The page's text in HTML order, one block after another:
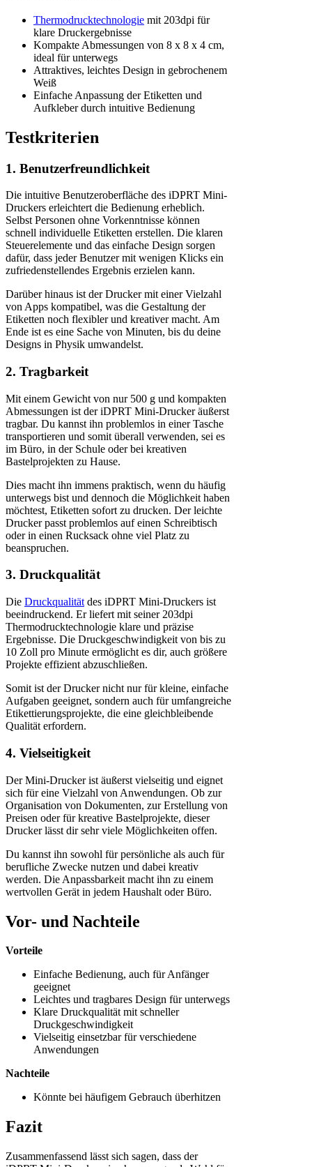
Thermodrucktechnologie mit 203dpi für
klare Druckergebnisse
Kompakte Abmessungen von 8 x 8 x 4 cm,
ideal für unterwegs
Attraktives, leichtes Design in gebrochenem
Weiß
Einfache Anpassung der Etiketten und
Aufkleber durch intuitive Bedienung
Testkriterien
1. Benutzerfreundlichkeit
Die intuitive Benutzeroberfläche des iDPRT Mini-
Druckers erleichtert die Bedienung erheblich.
Selbst Personen ohne Vorkenntnisse können
schnell individuelle Etiketten erstellen. Die klaren
Steuerelemente und das einfache Design sorgen
dafür, dass jeder Benutzer mit wenigen Klicks ein
zufriedenstellendes Ergebnis erzielen kann.
Darüber hinaus ist der Drucker mit einer Vielzahl
von Apps kompatibel, was die Gestaltung der
Etiketten noch flexibler und kreativer macht. Am
Ende ist es eine Sache von Minuten, bis du deine
Designs in Physik umwandelst.
2. Tragbarkeit
Mit einem Gewicht von nur 500 g und kompakten
Abmessungen ist der iDPRT Mini-Drucker äußerst
tragbar. Du kannst ihn problemlos in einer Tasche
transportieren und somit überall verwenden, sei es
im Büro, in der Schule oder bei kreativen
Bastelprojekten zu Hause.
Dies macht ihn immens praktisch, wenn du häufig
unterwegs bist und dennoch die Möglichkeit haben
möchtest, Etiketten sofort zu drucken. Der leichte
Drucker passt problemlos auf einen Schreibtisch
oder in einen Rucksack ohne viel Platz zu
beanspruchen.
3. Druckqualität
Die Druckqualität des iDPRT Mini-Druckers ist
beeindruckend. Er liefert mit seiner 203dpi
Thermodrucktechnologie klare und präzise
Ergebnisse. Die Druckgeschwindigkeit von bis zu
10 Zoll pro Minute ermöglicht es dir, auch größere
Projekte effizient abzuschließen.
Somit ist der Drucker nicht nur für kleine, einfache
Aufgaben geeignet, sondern auch für umfangreiche
Etikettierungsprojekte, die eine gleichbleibende
Qualität erfordern.
4. Vielseitigkeit
Der Mini-Drucker ist äußerst vielseitig und eignet
sich für eine Vielzahl von Anwendungen. Ob zur
Organisation von Dokumenten, zur Erstellung von
Preisen oder für kreative Bastelprojekte, dieser
Drucker lässt dir sehr viele Möglichkeiten offen.
Du kannst ihn sowohl für persönliche als auch für
berufliche Zwecke nutzen und dabei kreativ
werden. Die Anpassbarkeit macht ihn zu einem
wertvollen Gerät in jedem Haushalt oder Büro.
Vor- und Nachteile
Vorteile
Einfache Bedienung, auch für Anfänger
geeignet
Leichtes und tragbares Design für unterwegs
Klare Druckqualität mit schneller
Druckgeschwindigkeit
Vielseitig einsetzbar für verschiedene
Anwendungen
Nachteile
Könnte bei häufigem Gebrauch überhitzen
Fazit
Zusammenfassend lässt sich sagen, dass der